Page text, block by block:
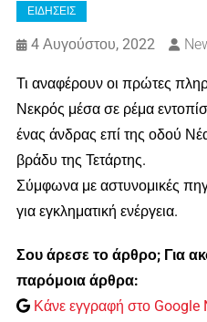
ΕΙΔΗΣΕΙΣ
4 Αυγούστου, 2022
Τι αναφέρουν οι πρώτες
Νεκρός μέσα σε ρέμα
ένας άνδρας επί της οδού
βράδυ της Τετάρτης.
Σύμφωνα με αστυνομικές
για εγκληματική ενέργεια.
Σου άρεσε το άρθρο; Για
παρόμοια άρθρα:
Κάνε εγγραφή στο Google